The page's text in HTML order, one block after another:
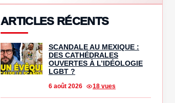
ARTICLES RÉCENTS
SCANDALE AU MEXIQUE :
DES CATHÉDRALES
OUVERTES À L’IDÉOLOGIE
LGBT ?
6 août 2026 18 vues